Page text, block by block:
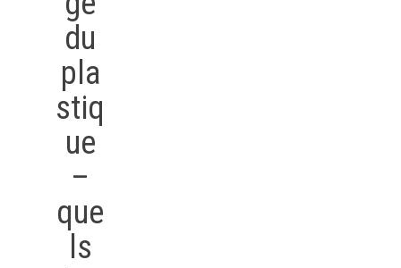
du
pla
stiq
ue
–
que
ls